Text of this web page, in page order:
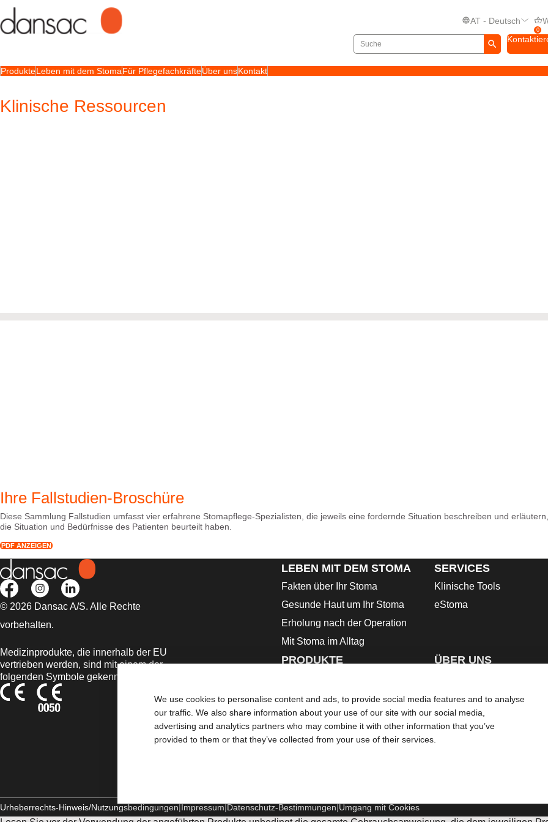
We use cookies to personalise content and ads, to provide social media features and to analyse
our traffic. We also share information about your use of our site with our social media,
advertising and analytics partners who may combine it with other information that you’ve
provided to them or that they’ve collected from your use of their services.
AT - Deutsch
0
ProdukteLeben mit dem StomaFür PflegefachkräfteÜber unsKontakt
Klinische Ressourcen
Ihre Fallstudien-Broschüre
Diese Sammlung Fallstudien umfasst vier erfahrene Stomapflege-Spezialisten, die jeweils eine fordernde Situation beschreiben und
die Situation und Bedürfnisse des Patienten beurteilt haben.
PDF ANZEIGEN
© 2026 Dansac A/S. Alle Rechte
vorbehalten.
Medizinprodukte, die innerhalb der EU
vertrieben werden, sind mit einem der
folgenden Symbole gekennzeichnet
LEBEN MIT DEM STOMA
Fakten über Ihr Stoma
Gesunde Haut um Ihr Stoma
Erholung nach der Operation
Mit Stoma im Alltag
SERVICES
Klinische Tools
eStoma
PRODUKTE
Ausstreifbeutel
Urostomiebeutel
Hautschutzring
ÜBER UNS
Urheberrechts-Hinweis/Nutzungsbedingungen Impressum Datenschutz-Bestimmungen Umgang mit Cookies